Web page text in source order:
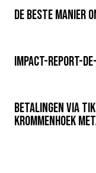
De beste manier
impact-report-
Betalingen via
Krommenhoek